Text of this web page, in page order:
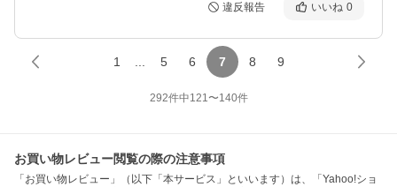
違反報告 いいね 0
1 5 6 7 8 9
292件中121〜140件
お買い物レビュー閲覧の際の注意事項
「お買い物レビュー」（以下「本サービス」といいます）は、「Yahoo!ショ